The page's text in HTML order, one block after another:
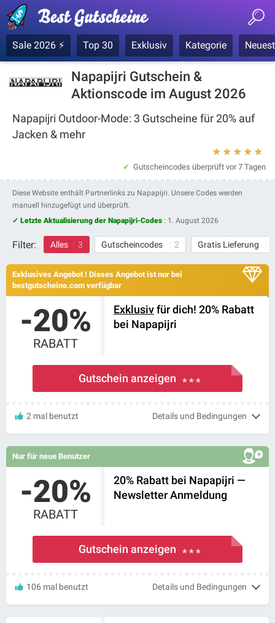
Sale 2026 ⚡ Top 30 Exklusiv Kategorie
Napapijri Gutschein &
Aktionscode im August 2026
Napapijri Outdoor-Mode: 3 Gutscheine für 20% auf
Jacken & mehr
★
★
★
★
★
Gutscheincodes überprüft vor 7 Tagen
Diese Website enthält Partnerlinks zu Napapijri. Unsere Codes werden
manuell hinzugefügt und überprüft.
✓ Letzte Aktualisierung der Napapijri-Codes : 1. August 2026
Filter: Alles 3 Gutscheincodes 2 Gratis Lieferung
Exklusives Angebot ! Dieses Angebot ist nur bei
bestgutscheine.com verfügbar
-20%
RABATT
Exklusivfür dich! 20% Rabatt
bei Napapijri
Gutschein anzeigen * * *
2 mal benutzt Details und Bedingungen
Nur für neue Benutzer
-20%
RABATT
20% Rabatt bei Napapijri —
Newsletter Anmeldung
Gutschein anzeigen * * *
106 mal benutzt Details und Bedingungen